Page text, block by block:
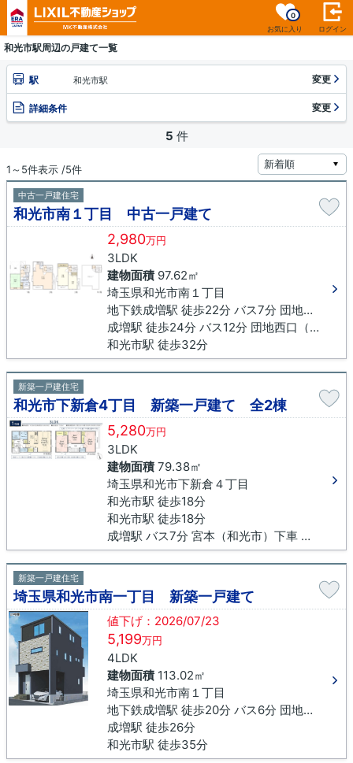
お気に入り
0
ログイン
和光市駅周辺の戸建て一覧
駅 和光市駅 変更
詳細条件 変更
5 件
1～5件表示 /5件
中古一戸建住宅
和光市南１丁目 中古一戸建て
2,980万円
3LDK
建物面積97.62㎡
埼玉県和光市南１丁目
地下鉄成増駅 徒歩22分 バス7分 団地西口（埼玉県）下車 徒歩4分
成増駅 徒歩24分 バス12分 団地西口（埼玉県）下車 徒歩4分
和光市駅 徒歩32分
新築一戸建住宅
和光市下新倉4丁目 新築一戸建て 全2棟
5,280万円
3LDK
建物面積79.38㎡
埼玉県和光市下新倉４丁目
和光市駅 徒歩18分
和光市駅 徒歩18分
成増駅 バス7分 宮本（和光市）下車 徒歩5分
新築一戸建住宅
埼玉県和光市南一丁目 新築一戸建て
値下げ：2026/07/23
5,199万円
4LDK
建物面積113.02㎡
埼玉県和光市南１丁目
地下鉄成増駅 徒歩20分 バス6分 団地西口（埼玉県）下車 徒歩4分
成増駅 徒歩26分
和光市駅 徒歩35分